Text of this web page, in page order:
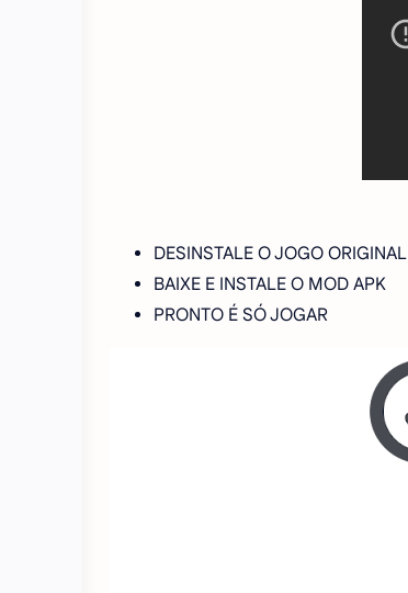
DESINSTALE O JOGO ORIGINAL
BAIXE E INSTALE O MOD APK
PRONTO É SÓ JOGAR